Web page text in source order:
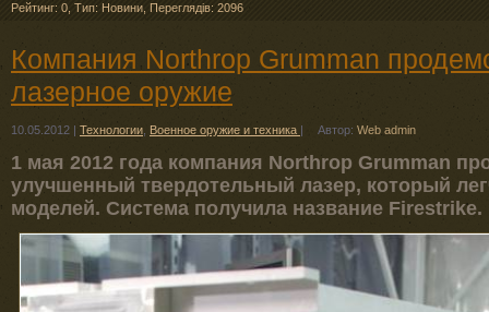
Рейтинг: 0 Тип: Новини Переглядів: 2096
Компания Northrop Grumman
лазерное оружие
10.05.2012 Технологии Военное оружие и техника Автор: Web admin
1 мая 2012 года компания Northrop Grumman
улучшенный твердотельный лазер, который
моделей. Система получила название Firestrike.